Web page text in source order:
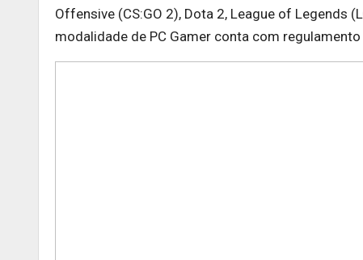
Offensive (CS:GO 2), Dota 2, League of Legends
modalidade de PC Gamer conta com regulamento